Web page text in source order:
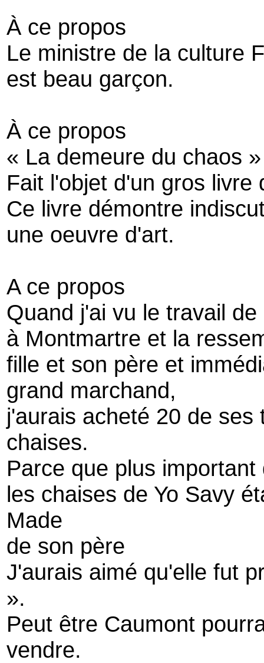
À ce propos
Le ministre de la culture
est beau garçon.
À ce propos
« La demeure du chaos »
Fait l'objet d'un gros livre
Ce livre démontre
une oeuvre d'art.
A ce propos
Quand j'ai vu le travail
à Montmartre et la
fille et son père et
grand marchand,
j'aurais acheté 20 de
chaises.
Parce que plus
les chaises de Yo Savy
Made
de son père
J'aurais aimé qu'elle fut
».
Peut être Caumont
vendre.